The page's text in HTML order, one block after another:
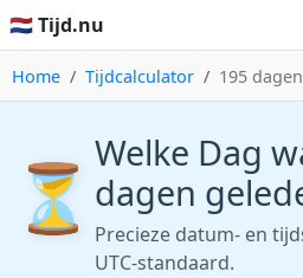
🇳🇱 Tijd.nu
Home Tijdcalculator 195
⏳ Welke Dag
dagen
Precieze datum- en
UTC-standaard.